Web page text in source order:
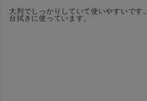
大判でしっかりしていて使いやすいです。
台拭きに使っています。